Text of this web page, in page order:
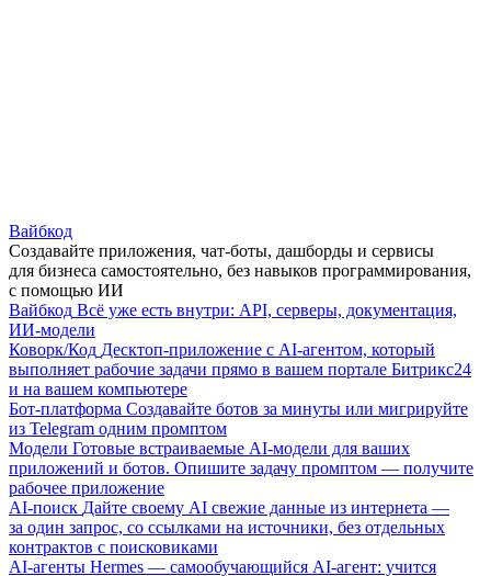
Вайбкод
Создавайте приложения, чат-боты, дашборды и сервисы
для бизнеса самостоятельно, без навыков программирования,
с помощью ИИ
Вайбкод Всё уже есть внутри: API, серверы, документация,
ИИ-модели
Коворк/Код Десктоп-приложение с AI-агентом, который
выполняет рабочие задачи прямо в вашем портале Битрикс24
и на вашем компьютере
Бот-платформа Создавайте ботов за минуты или мигрируйте
из Telegram одним промптом
Модели Готовые встраиваемые AI-модели для ваших
приложений и ботов. Опишите задачу промптом — получите
рабочее приложение
AI-поиск Дайте своему AI свежие данные из интернета —
за один запрос, со ссылками на источники, без отдельных
контрактов с поисковиками
AI-агенты Hermes — самообучающийся AI-агент: учится